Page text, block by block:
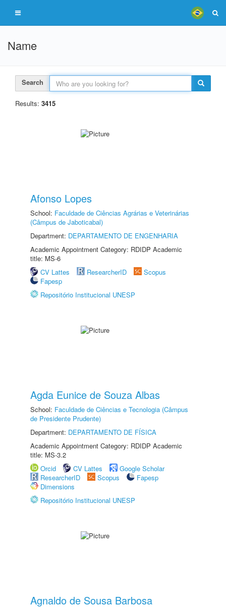
Name
Search
Results: 3415
Afonso Lopes
School: Faculdade de Ciências Agrárias e Veterinárias
(Câmpus de Jaboticabal)
Department: DEPARTAMENTO DE ENGENHARIA
Academic Appointment Category: RDIDP Academic
title: MS-6
CV Lattes
ResearcherID
Scopus
Fapesp
Repositório Institucional UNESP
Agda Eunice de Souza Albas
School: Faculdade de Ciências e Tecnologia (Câmpus
de Presidente Prudente)
Department: DEPARTAMENTO DE FÍSICA
Academic Appointment Category: RDIDP Academic
title: MS-3.2
Orcid
CV Lattes
Google Scholar
ResearcherID
Scopus
Fapesp
Dimensions
Repositório Institucional UNESP
Agnaldo de Sousa Barbosa